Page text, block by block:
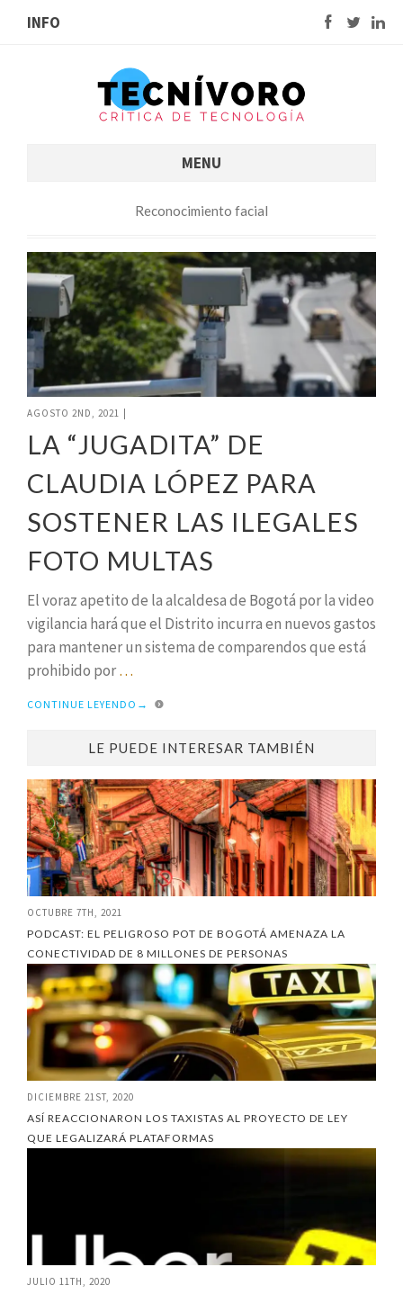
INFO
MENU
Reconocimiento facial
AGOSTO 2ND, 2021
LA “JUGADITA” DE
CLAUDIA LÓPEZ PARA
SOSTENER LAS ILEGALES
FOTO MULTAS
El voraz apetito de la alcaldesa de Bogotá por la video
vigilancia hará que el Distrito incurra en nuevos gastos
para mantener un sistema de comparendos que está
prohibido por…
CONTINUE LEYENDO →
LE PUEDE INTERESAR TAMBIÉN
OCTUBRE 7TH, 2021
PODCAST: EL PELIGROSO POT DE BOGOTÁ AMENAZA LA
CONECTIVIDAD DE 8 MILLONES DE PERSONAS
DICIEMBRE 21ST, 2020
ASÍ REACCIONARON LOS TAXISTAS AL PROYECTO DE LEY
QUE LEGALIZARÁ PLATAFORMAS
JULIO 11TH, 2020